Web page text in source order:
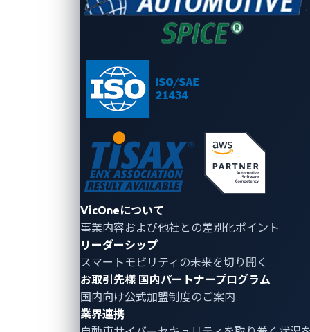
VicOneについて
事業内容および他社との差別化ポイント
リーダーシップ
スマートモビリティの未来を切り開く
お取引先様 国内パートナープログラム
国内向け公式加盟制度のご案内
業界連携
ではなくデータ窃取であると考えています。
過去のサプライチェーンサイ
バー攻撃から得られる教訓
JLRの事案に関する調査は継続中ですが、このような
攻撃が特異な事例ではなく、自動車業界に限定された
標的としたサイバー攻撃は長年好まれる戦術であり、
信頼されたベンダーやソフトウェアプロバイ
ダーを踏み台として、より大規模な組織への侵入を図
ケースが少なくありません。特に著名な事例として
は以下が挙げられます。
Target（2013年） – 攻撃者が空調設備ベンダー